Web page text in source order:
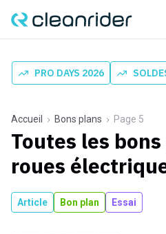
PRO DAYS 2026
Accueil Bons plans Page 5
Toutes les
roues
Article Bon plan Essai